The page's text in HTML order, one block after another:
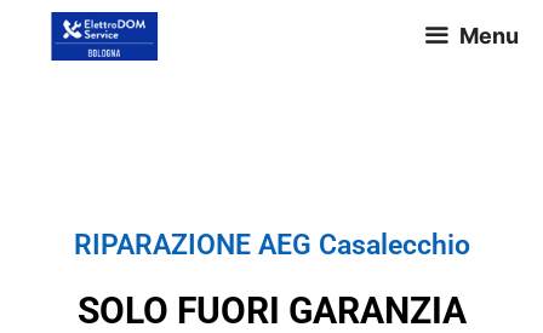
Menu
RIPARAZIONE AEG Casalecchio
SOLO FUORI GARANZIA